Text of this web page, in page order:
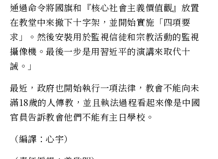
通過命令將國旗和『核心社會主義價值觀』放置
在教堂中來撤下十字架，並開始實施「四項要
求」。然後安裝用於監視信徒和宗教活動的監視
攝像機。最後一步是用習近平的演講來取代十
誡。」
最近，政府也開始執行一項法律，教會不能向未
滿18歲的人傳教，並且執法過程看起來像是中國
官員告訴教會他們不能有主日學校。
（編譯：心宇）